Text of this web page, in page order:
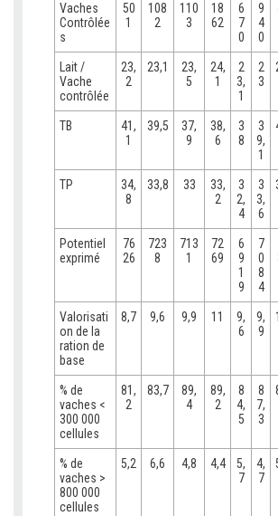
Vaches
Contrôlée
s
50
1
108
2
110
3
18
62
6
7
0
9
4
0
Lait /
Vache
contrôlée
23,
2
23,1
23,
5
24,
1
2
3,
1
2
3
TB
41,
1
39,5
37,
9
38,
6
3
8
3
9,
1
TP
34,
8
33,8 33
33,
2
3
2,
4
3
3,
6
Potentiel
exprimé
76
26
723
8
713
1
72
69
6
9
1
9
7
0
8
4
Valorisati
on de la
ration de
base
8,7 9,6 9,9 11
9,
6
9,
9
% de
vaches <
300 000
cellules
81,
2
83,7
89,
4
89,
2
8
4,
5
8
7,
3
% de
vaches >
800 000
cellules
5,2 6,6 4,8 4,4
5,
7
4,
7